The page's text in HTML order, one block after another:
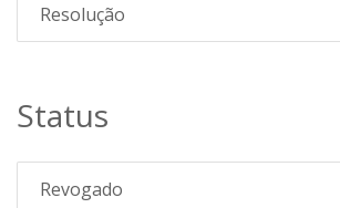
Resolução
Status
Revogado